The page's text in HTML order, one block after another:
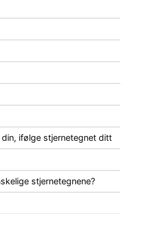
din, ifølge stjernetegnet ditt
stjernetegnene?